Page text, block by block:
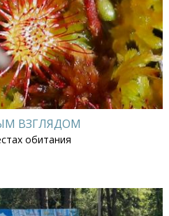
ВЗГЛЯДОМ
обитания